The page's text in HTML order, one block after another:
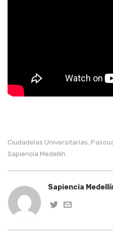
Ciudadelas Universitarias,
Sapiencia Medellín
Sapiencia